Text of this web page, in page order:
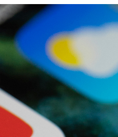
1시간 전 >[속보]합참 "북, 동해상으로
1시간 전 >'낮 최고 39도' 불볕더위…한
1시간 전 >
[속보]7~9일 프로야구 3연
1시간 전 >"韓 외환시장 개입 관측 배
'월드컵 탈락 후폭풍' 축구
1시간 전 >
서울 낮 37.9도, 올여름 최
1시간 전 >
[속보]종합특검, 대검 추가
2시간 전 > [속보]코스닥, 800p 회복
2시간 전 >[속보]코스피, 301.88포인